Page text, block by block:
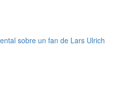
sobre un fan de Lars Ulrich